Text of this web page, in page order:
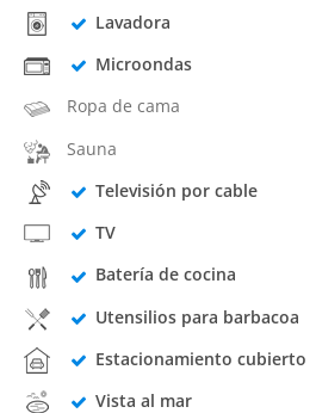
Lavadora
Microondas
Ropa de cama
Sauna
Televisión por cable
TV
Batería de cocina
Utensilios para barbacoa
Estacionamiento cubierto
Vista al mar